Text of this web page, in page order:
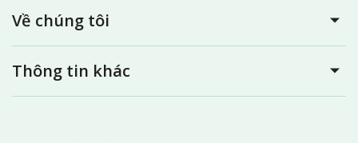
Về chúng tôi
Thông tin khác